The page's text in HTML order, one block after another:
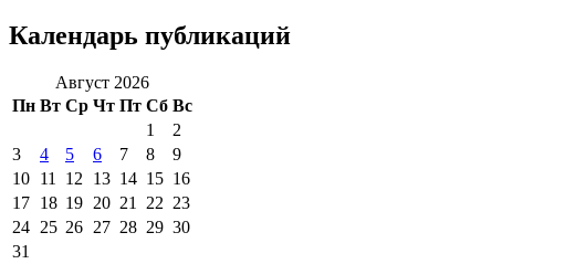
Календарь публикаций
Август 2026
Пн Вт Ср Чт Пт Сб Вс
1
2
3
4 5 6 7 8
9
10 11 12 13 14 15 16
17 18 19 20 21 22 23
24 25 26 27 28 29 30
31